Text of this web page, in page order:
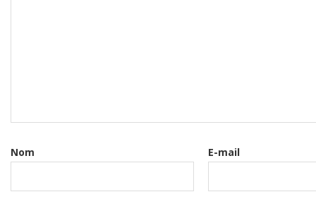
Nom E-mail